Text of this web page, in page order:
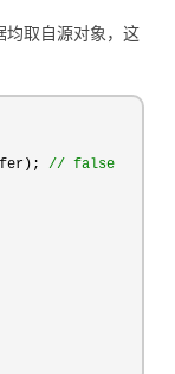
取自源对象，这
// false